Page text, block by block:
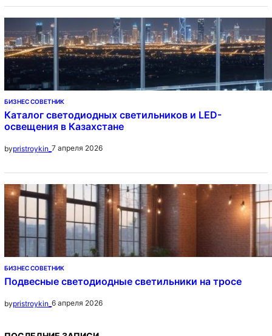
БИЗНЕС СОВЕТНИК
Каталог светодиодных светильников и LED-
освещения в Казахстане
bypristroykin_ 7 апреля 2026
БИЗНЕС СОВЕТНИК
Подвесные светодиодные светильники на тросе
bypristroykin_ 6 апреля 2026